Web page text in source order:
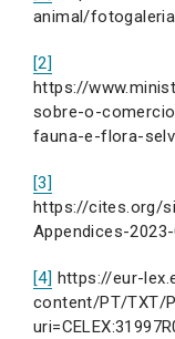
animal/
[2]
https://
sobre-o-
fauna-e-flora-
[3]
https://cites.org/
Appendices-
[4] https://eur-
content/PT/TXT/